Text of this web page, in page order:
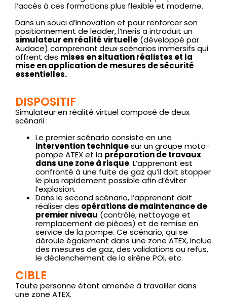
l’accès à ces formations plus flexible et moderne.
Dans un souci d’innovation et pour renforcer son
positionnement de leader, l’Ineris a introduit un
simulateur en réalité virtuelle (développé par
Audace) comprenantdeux scénarios immersifs qui
offrent des mises en situation réalistes et la
mise en application de mesures de sécurité
essentielles.
DISPOSITIF
Simulateur en réalité virtuel composé de deux
scénarii :
Le premier scénario consiste en une
intervention techniquesur un groupe moto-
pompe ATEX et la préparation de travaux
dans une zone à risque. L’apprenant est
confronté à une fuite de gaz qu’il doit stopper
le plus rapidement possible afin d’éviter
l’explosion.
Dans le second scénario, l’apprenant doit
réaliser des opérations de maintenance de
premier niveau (contrôle, nettoyage et
remplacement de pièces) et de remise en
service de la pompe. Ce scénario, qui se
déroule également dans une zone ATEX, inclue
des mesures de gaz, des validations ou refus,
le déclenchement de la sirène POI, etc.
CIBLE
Toute personne étant amenée à travailler dans
une zone ATEX.